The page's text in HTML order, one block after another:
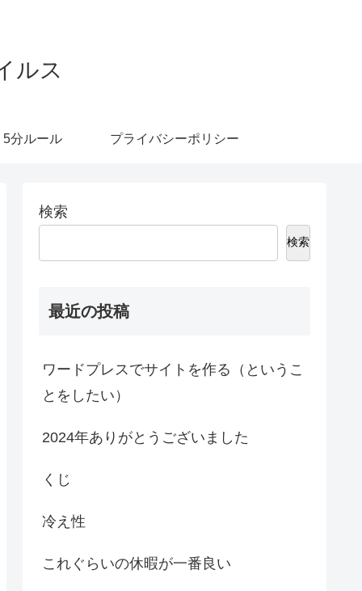
ルス
5分ルール プライバシーポリシー
検索
検索
最近の投稿
ワードプレスでサイトを作る（というこ
とをしたい）
2024年ありがとうございました
くじ
冷え性
これぐらいの休暇が一番良い